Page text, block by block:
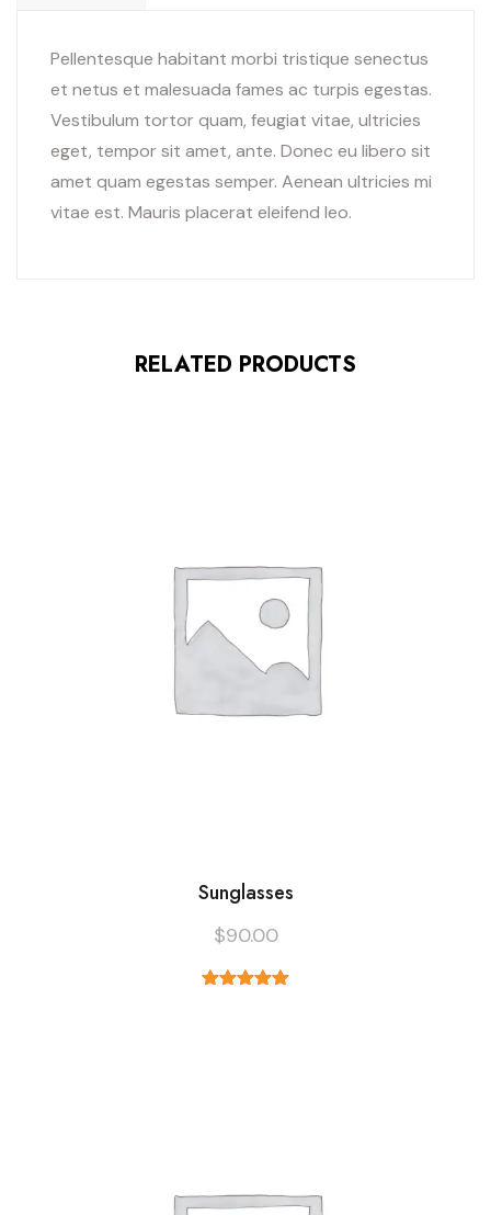
Pellentesque habitant morbi tristique senectus
et netus et malesuada fames ac turpis egestas.
Vestibulum tortor quam, feugiat vitae, ultricies
eget, tempor sit amet, ante. Donec eu libero sit
amet quam egestas semper. Aenean ultricies mi
vitae est. Mauris placerat eleifend leo.
RELATED PRODUCTS
Sunglasses
$90.00